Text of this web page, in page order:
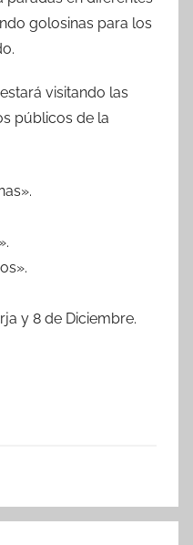
golosinas para los
visitando las
públicos de la
y 8 de Diciembre.